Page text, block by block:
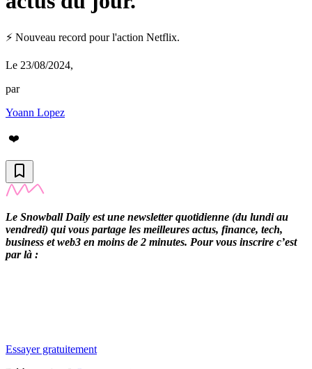
⚡️ Nouveau record pour l'action Netflix.
Le 23/08/2024,
par
Yoann Lopez
❤️
Le Snowball Daily est une newsletter quotidienne (du lundi au
vendredi) qui vous partage les meilleures actus, finance, tech,
business et web3 en moins de 2 minutes. Pour vous inscrire c’est
par là :
Essayer gratuitement